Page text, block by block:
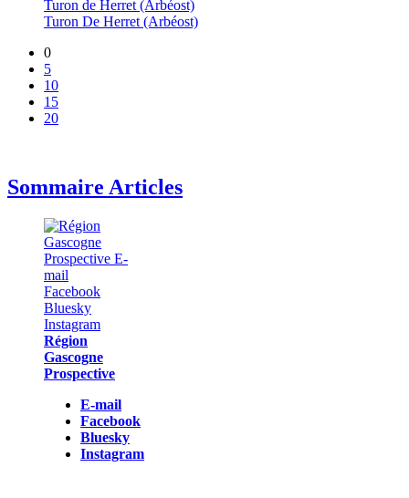
Turon de Herret (Arbéost)
Turon De Herret (Arbéost)
0
5
10
15
20
Sommaire Articles
Région
Gascogne
Prospective
E-mail
Facebook
Bluesky
Instagram